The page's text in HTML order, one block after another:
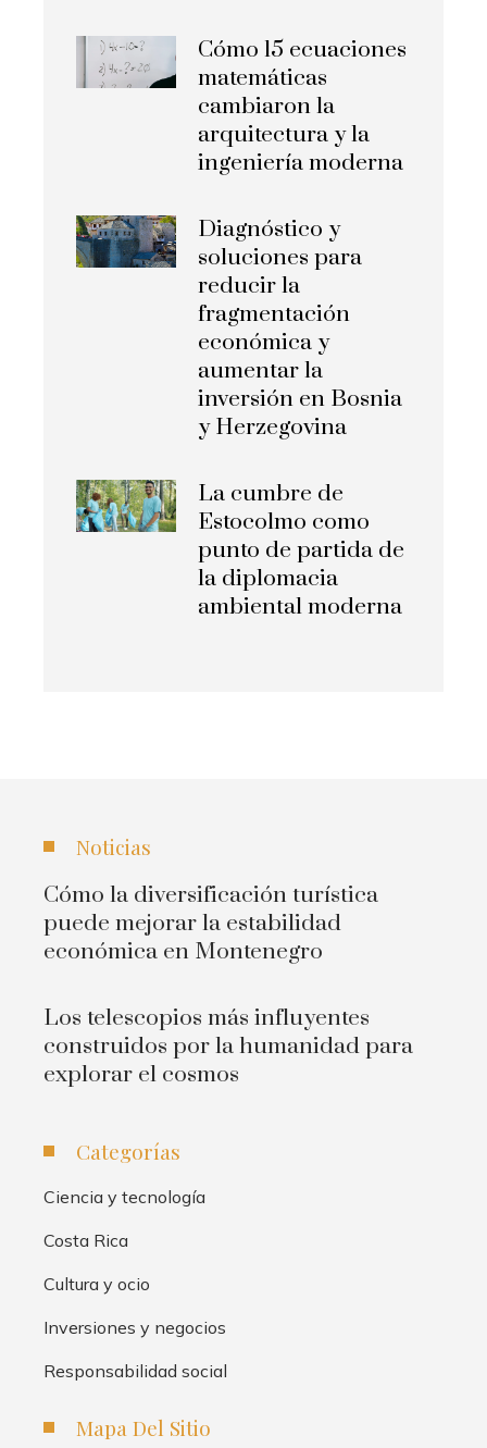
Cómo 15 ecuaciones
matemáticas
cambiaron la
arquitectura y la
ingeniería moderna
Diagnóstico y
soluciones para
reducir la
fragmentación
económica y
aumentar la
inversión en Bosnia
y Herzegovina
La cumbre de
Estocolmo como
punto de partida de
la diplomacia
ambiental moderna
Noticias
Cómo la diversificación turística
puede mejorar la estabilidad
económica en Montenegro
Los telescopios más influyentes
construidos por la humanidad para
explorar el cosmos
Categorías
Ciencia y tecnología
Costa Rica
Cultura y ocio
Inversiones y negocios
Responsabilidad social
Mapa Del Sitio